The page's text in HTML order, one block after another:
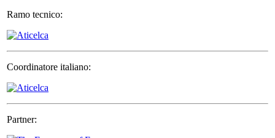
Ramo tecnico:
Coordinatore italiano:
Partner: